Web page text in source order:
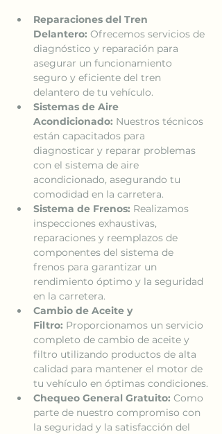
Reparaciones del Tren
Delantero: Ofrecemos servicios de
diagnóstico y reparación para
asegurar un funcionamiento
seguro y eficiente del tren
delantero de tu vehículo.
Sistemas de Aire
Acondicionado: Nuestros técnicos
están capacitados para
diagnosticar y reparar problemas
con el sistema de aire
acondicionado, asegurando tu
comodidad en la carretera.
Sistema de Frenos: Realizamos
inspecciones exhaustivas,
reparaciones y reemplazos de
componentes del sistema de
frenos para garantizar un
rendimiento óptimo y la seguridad
en la carretera.
Cambio de Aceite y
Filtro: Proporcionamos un servicio
completo de cambio de aceite y
filtro utilizando productos de alta
calidad para mantener el motor de
tu vehículo en óptimas condiciones.
Chequeo General Gratuito: Como
parte de nuestro compromiso con
la seguridad y la satisfacción del